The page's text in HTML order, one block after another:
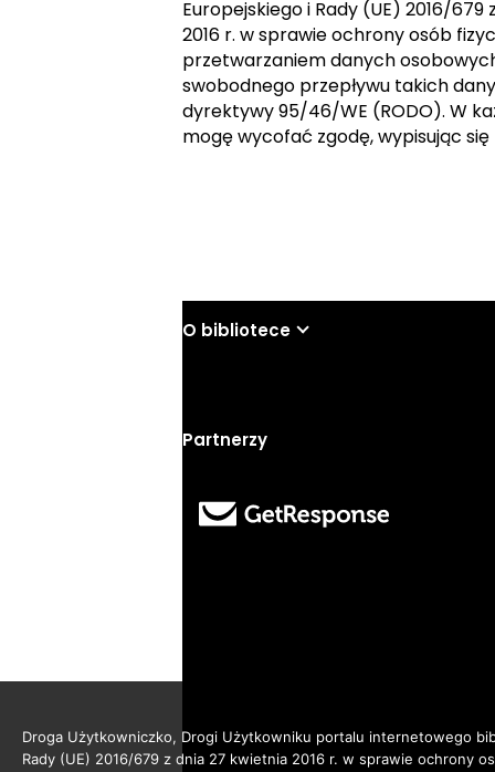
Europejskiego i Rady (UE) 2016/679
2016 r. w sprawie ochrony osób
przetwarzaniem danych
swobodnego przepływu takich
dyrektywy 95/46/WE (RODO). W
mogę wycofać zgodę, wypisując
O bibliotece
Partnerzy
Droga Użytkowniczko, Drogi Użytkowniku portalu internetowego
Rady (UE) 2016/679 z dnia 27 kwietnia 2016 r. w sprawie ochrony